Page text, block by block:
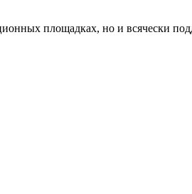
площадках, но и всячески